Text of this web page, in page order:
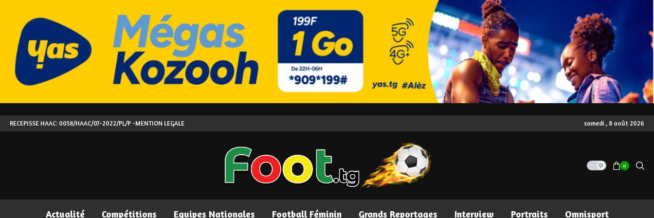
RECEPISSE HAAC: 0058/HAAC/07-2022/PL/P -MENTION LEGALE samedi , 8 août 2026
0
Actualité Compétitions Equipes Nationales Football Féminin Grands Reportages Interview Portraits Omnisport